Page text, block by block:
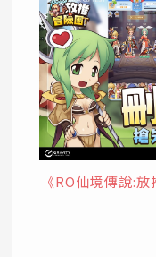
《RO仙境傳說: